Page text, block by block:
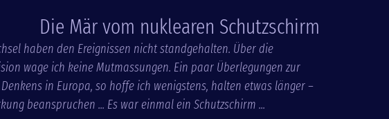
Die Mär vom nuklearen Schutzschirm
haben den Ereignissen nicht standgehalten. Über die
wage ich keine Mutmassungen. Ein paar Überlegungen zur
in Europa, so hoffe ich wenigstens, halten etwas länger –
beanspruchen ... Es war einmal ein Schutzschirm ...